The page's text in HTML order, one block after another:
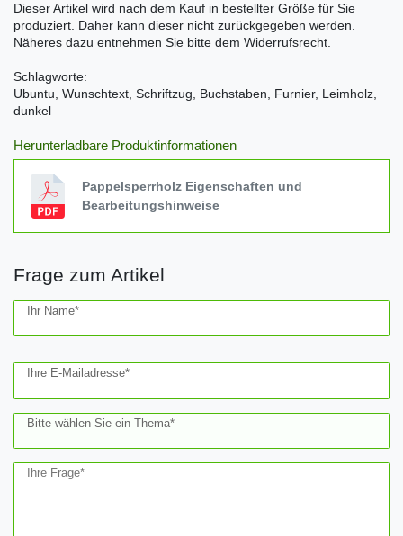
Dieser Artikel wird nach dem Kauf in bestellter Größe für Sie
produziert. Daher kann dieser nicht zurückgegeben werden.
Näheres dazu entnehmen Sie bitte dem Widerrufsrecht.
Schlagworte:
Ubuntu, Wunschtext, Schriftzug, Buchstaben, Furnier, Leimholz,
dunkel
Herunterladbare Produktinformationen
Pappelsperrholz Eigenschaften und
Bearbeitungshinweise
Frage zum Artikel
Ihr Name*
Ihre E-Mailadresse*
Bitte wählen Sie ein Thema*
Ihre Frage*
Ceres::Template.mailFormHoneypotLabel